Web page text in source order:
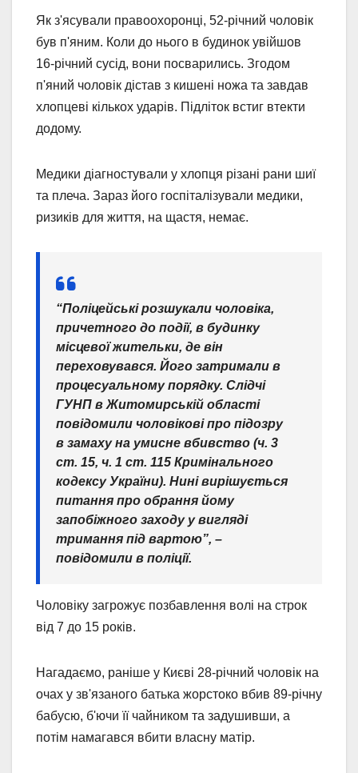
Як з'ясували правоохоронці, 52-річний чоловік
був п'яним. Коли до нього в будинок увійшов
16-річний сусід, вони посварились. Згодом
п'яний чоловік дістав з кишені ножа та завдав
хлопцеві кількох ударів. Підліток встиг втекти
додому.
Медики діагностували у хлопця різані рани шиї
та плеча. Зараз його госпіталізували медики,
ризиків для життя, на щастя, немає.
“Поліцейські розшукали чоловіка,
причетного до події, в будинку
місцевої жительки, де він
переховувався. Його затримали в
процесуальному порядку. Слідчі
ГУНП в Житомирській області
повідомили чоловікові про підозру
в замаху на умисне вбивство (ч. 3
ст. 15, ч. 1 ст. 115 Кримінального
кодексу України). Нині вирішується
питання про обрання йому
запобіжного заходу у вигляді
тримання під вартою”, –
повідомили в поліції.
Чоловіку загрожує позбавлення волі на строк
від 7 до 15 років.
Нагадаємо, раніше у Києві 28-річний чоловік на
очах у зв'язаного батька жорстоко вбив 89-річну
бабусю, б'ючи її чайником та задушивши, а
потім намагався вбити власну матір.